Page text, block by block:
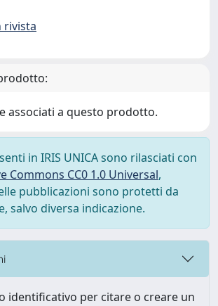
rivista
associati a questo prodotto.
in IRIS UNICA sono rilasciati con
Commons CC0 1.0 Universal,
pubblicazioni sono protetti da
salvo diversa indicazione.
identificativo per citare o creare un